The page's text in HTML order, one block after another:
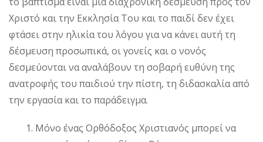
Χριστό και την Εκκλησία Του και το παιδί δεν έχει
φτάσει στην ηλικία του λόγου για να κάνει αυτή τη
δέσμευση προσωπικά, οι γονείς και ο νονός
δεσμεύονται να αναλάβουν τη σοβαρή ευθύνη της
ανατροφής του παιδιού την πίστη, τη διδασκαλία από
την εργασία και το παράδειγμα.
Μόνο ένας Ορθόδοξος Χριστιανός μπορεί να